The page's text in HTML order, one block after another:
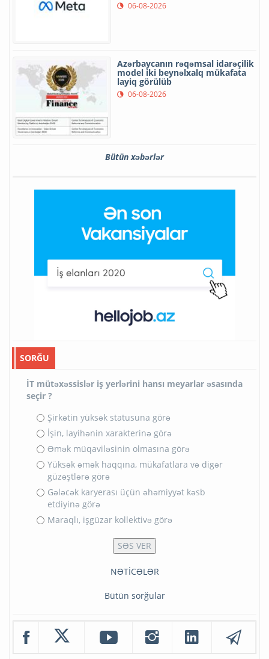
06-08-2026
Azərbaycanın rəqəmsal idarəçilik
model iki beynəlxalq mükafata
layiq görülüb
06-08-2026
Bütün xəbərlər
SORĞU
İT mütəxəssislər iş yerlərini hansı meyarlar əsasında
seçir ?
Şirkətin yüksək statusuna görə
İşin, layihənin xarakterinə görə
Əmək müqaviləsinin olmasına görə
Yüksək əmək haqqına, mükafatlara və digər
güzəştlərə görə
Gələcək karyerası üçün əhəmiyyət kəsb
etdiyinə görə
Maraqlı, işgüzar kollektivə görə
NƏTİCƏLƏR
Bütün sorğular